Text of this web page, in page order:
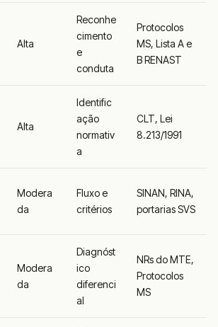
Alta
Reconhe
cimento
e
conduta
Protocolos
MS, Lista A e
B RENAST
Alta
Identific
ação
normativ
a
CLT, Lei
8.213/1991
Modera
da
Fluxo e
critérios
SINAN, RINA,
portarias SVS
Modera
da
Diagnóst
ico
diferenci
al
NRs do MTE,
Protocolos
MS